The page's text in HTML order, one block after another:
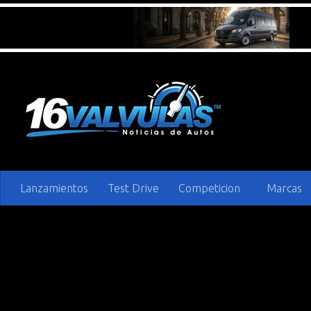
Lanzamientos Test Drive Competicion Marcas